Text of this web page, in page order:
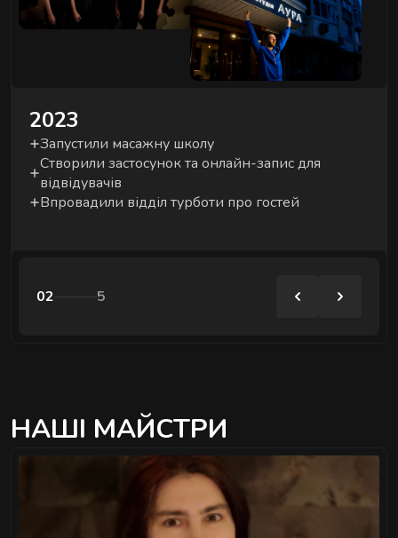
2023
Запустили масажну школу
Створили застосунок та онлайн-запис для
відвідувачів
Впровадили відділ турботи про гостей
02 5
НАШІ МАЙСТРИ